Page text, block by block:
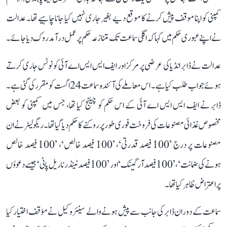
کمپنی کو اپنا موقف پیش کرنے کا موقع دیے بغیر جاری نہیں کیا جانا چاہیے تھا۔ عدالت
نے اپنے عبوری حکم میں کہا کہ اگلی سماعت تک متنازعہ حکم پر عمل درآمد روک دیا جائے۔
عدالت نے ڈابر انڈیا کی عرضی پر مرکز اور ایف ایس ایس اے آئی کو نوٹس جاری کرتے
ہوئے جواب طلب کیا ہے۔ اس معاملے کی آئندہ سماعت 24 اگست کو مقرر کی گئی ہے۔
ڈابر نے ایف ایس ایس اے آئی کے اس حکم کو چیلنج کیا تھا، جس میں کمپنی کو بعض
مخصوص غذائی مصنوعات کی فروخت فوری طور پر روکنے کا حکم دیا گیا تھا۔ ریگولیٹر نے ان
مصنوعات پر درج ’100 فیصد قدرتی‘، ’100 فیصد خالص‘، ’100 فیصد خالص
ہونے کی ضمانت‘، ’100 فیصد آرگینک‘ اور ’100 فیصد ٹینڈر ناریل پانی‘ جیسے دعوؤں
پر اعتراض ظاہر کیا تھا۔
سماعت کے دوران ڈابر کی جانب سے پیش ہونے والے سینئر وکیل نے مؤقف اختیار کیا